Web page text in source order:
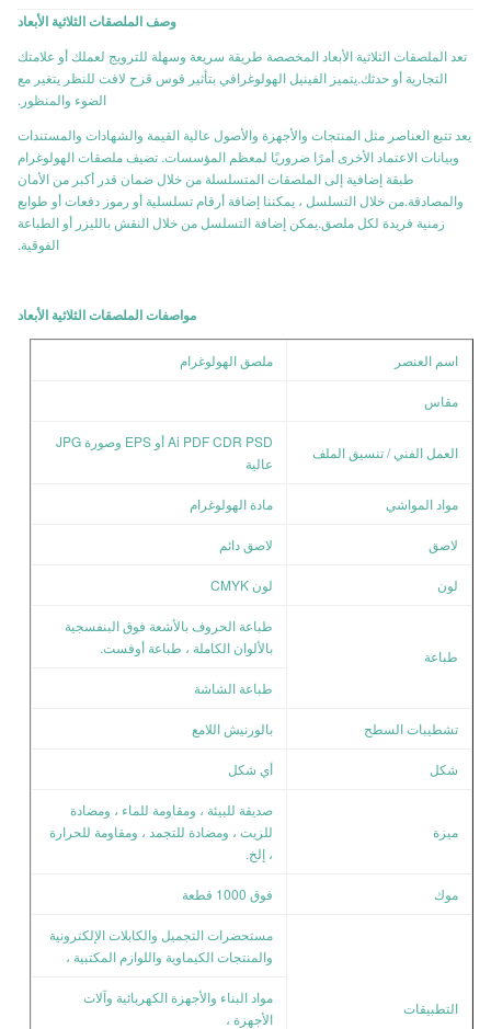
وصف الملصقات الثلاثية الأبعاد
تعد الملصقات الثلاثية الأبعاد المخصصة طريقة سريعة وسهلة للترويج لعملك أو علامتك
التجارية أو حدثك.يتميز الفينيل الهولوغرافي بتأثير قوس قزح لافت للنظر يتغير مع
الضوء والمنظور.
يعد تتبع العناصر مثل المنتجات والأجهزة والأصول عالية القيمة والشهادات والمستندات
وبيانات الاعتماد الأخرى أمرًا ضروريًا لمعظم المؤسسات. تضيف ملصقات الهولوغرام
طبقة إضافية إلى الملصقات المتسلسلة من خلال ضمان قدر أكبر من الأمان
والمصادقة.من خلال التسلسل ، يمكننا إضافة أرقام تسلسلية أو رموز دفعات أو طوابع
زمنية فريدة لكل ملصق.يمكن إضافة التسلسل من خلال النقش بالليزر أو الطباعة
الفوقية.
مواصفات الملصقات الثلاثية الأبعاد
اسم العنصر ملصق الهولوغرام
مقاس
العمل الفني / تنسيق الملف
Ai PDF CDR PSD أو EPS وصورة JPG
عالية
مواد المواشي مادة الهولوغرام
لاصق لاصق دائم
لون لون CMYK
طباعة
طباعة الحروف بالأشعة فوق البنفسجية
بالألوان الكاملة ، طباعة أوفست.
طباعة الشاشة
تشطيبات السطح بالورنيش اللامع
شكل أي شكل
ميزة
صديقة للبيئة ، ومقاومة للماء ، ومضادة
للزيت ، ومضادة للتجمد ، ومقاومة للحرارة
، إلخ.
موك فوق 1000 قطعة
التطبيقات
مستحضرات التجميل والكابلات الإلكترونية
والمنتجات الكيماوية واللوازم المكتبية ،
مواد البناء والأجهزة الكهربائية وآلات
الأجهزة ،